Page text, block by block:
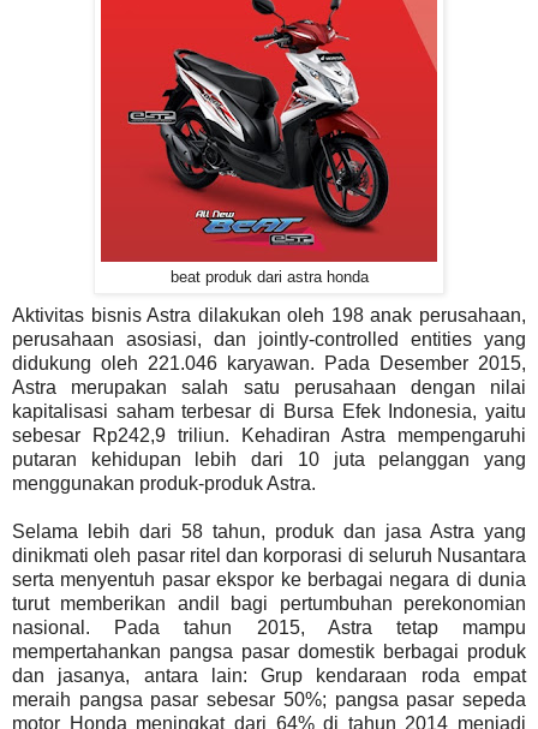
beat produk dari astra honda
Aktivitas bisnis Astra dilakukan oleh 198 anak perusahaan,
perusahaan asosiasi, dan jointly-controlled entities yang
didukung oleh 221.046 karyawan. Pada Desember 2015,
Astra merupakan salah satu perusahaan dengan nilai
kapitalisasi saham terbesar di Bursa Efek Indonesia, yaitu
sebesar Rp242,9 triliun. Kehadiran Astra mempengaruhi
putaran kehidupan lebih dari 10 juta pelanggan yang
menggunakan produk-produk Astra.
Selama lebih dari 58 tahun, produk dan jasa Astra yang
dinikmati oleh pasar ritel dan korporasi di seluruh Nusantara
serta menyentuh pasar ekspor ke berbagai negara di dunia
turut memberikan andil bagi pertumbuhan perekonomian
nasional. Pada tahun 2015, Astra tetap mampu
mempertahankan pangsa pasar domestik berbagai produk
dan jasanya, antara lain: Grup kendaraan roda empat
meraih pangsa pasar sebesar 50%; pangsa pasar sepeda
motor Honda meningkat dari 64% di tahun 2014 menjadi